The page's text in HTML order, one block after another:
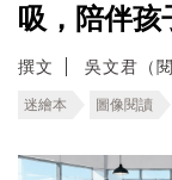
吸，陪伴孩
撰文 吳文君（
迷繪本 圖像閱讀